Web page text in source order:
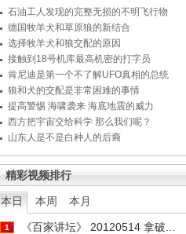
石油工人发现的完整无损的不明飞行物
德国牧羊犬和草原狼的新结合
选择牧羊犬和狼交配的原因
接触到18号机库最高机密的打字员
肯尼迪是第一个不了解UFO真相的总统
狼和犬的交配是非常困难的事情
提高警惕 海啸袭来 海底地震的威力
西方把宇宙交给科学 那么我们呢？
山东人是不是白种人的后裔
精彩视频排行
本日 本周 本月
1 《百家讲坛》 20120514 拿破...